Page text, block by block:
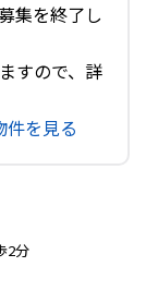
集を終了し
すので、詳
件を見る
2分